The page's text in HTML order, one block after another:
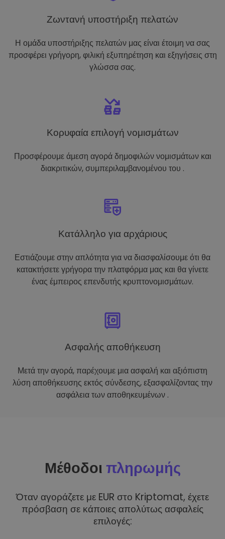
Ζωντανή υποστήριξη πελατών
Η ομάδα υποστήριξης πελατών μας είναι έτοιμη να σας
προσφέρει γρήγορη, φιλική εξυπηρέτηση και εξηγήσεις στη
γλώσσα σας.
Κορυφαία επιλογή νομισμάτων
Προσφέρουμε άμεση αγορά δημοφιλών νομισμάτων και
διακριτικών, συμπεριλαμβανομένου του .
Κατάλληλο για αρχάριους
Εστιάζουμε στην απλότητα για να διασφαλίσουμε ότι θα
κατακτήσετε γρήγορα την πλατφόρμα μας και θα γίνετε
ένας έμπειρος επενδυτής κρυπτονομισμάτων.
Ασφαλής αποθήκευση
Μετά την αγορά, παρέχουμε μια ασφαλή και αξιόπιστη
λύση αποθήκευσης εκτός σύνδεσης, εξασφαλίζοντας την
ασφάλεια των αποθηκευμένων .
Μέθοδοι πληρωμής
Όταν αγοράζετε με EUR στο Kriptomat, έχετε
πρόσβαση σε κάποιες απολύτως ασφαλείς
επιλογές: